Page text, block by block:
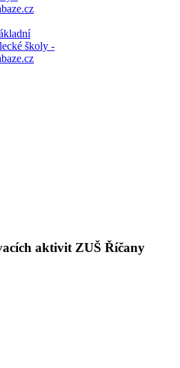
aktivit ZUŠ Říčany